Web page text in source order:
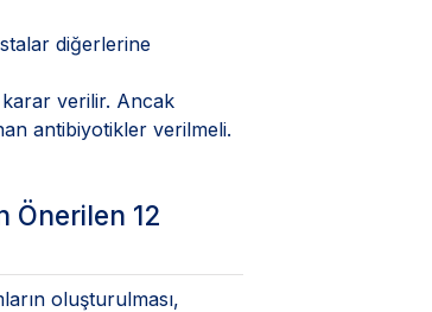
diğerlerine
karar verilir. Ancak
antibiyotikler verilmeli.
Önerilen 12
oluşturulması,